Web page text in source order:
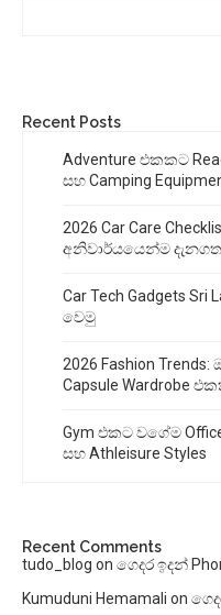
Recent Posts
Adventure එකකට
සහ Camping
2026 Car Care
අනිවාර්යයෙන්ම
Car Tech Gadgets Sri
වෙමු
2026 Fashion
Capsule Wardrobe
Gym එකට වගේම
සහ Athleisure Styles
Recent Comments
tudo_blog on ගෙදර ඉදන්
Kumuduni Hemamali on